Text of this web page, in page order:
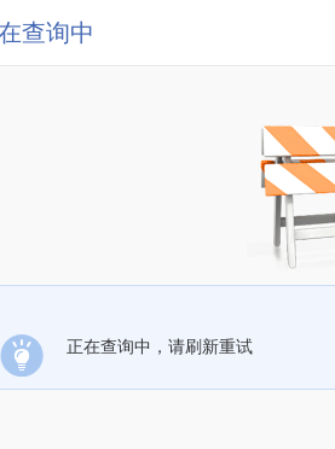
查询中
正在查询中，请刷新重试